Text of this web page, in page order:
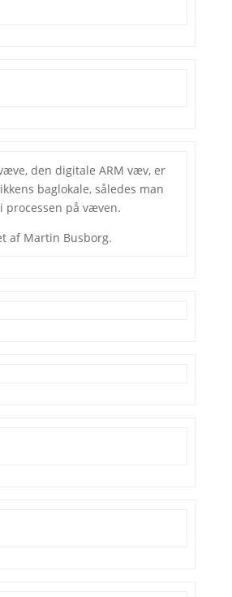
den digitale ARM væv, er
baglokale, således man
processen på væven.
af Martin Busborg.